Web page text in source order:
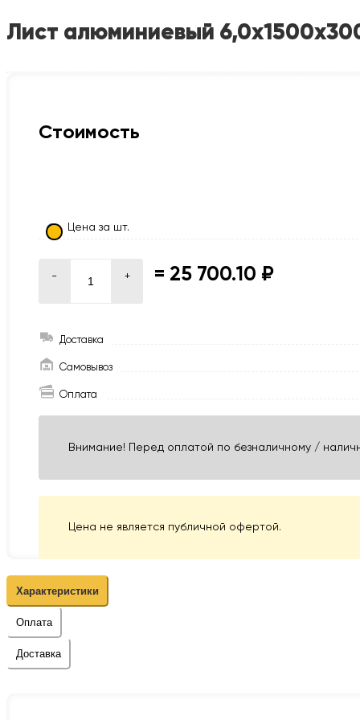
Лист алюминиевый
Стоимость
Цена за шт.
- + = 25 700.10 ₽
Доставка
Самовывоз
Оплата
Внимание! Перед оплатой по безналичному /
Цена не является публичной офертой.
Характеристики
Оплата
Доставка